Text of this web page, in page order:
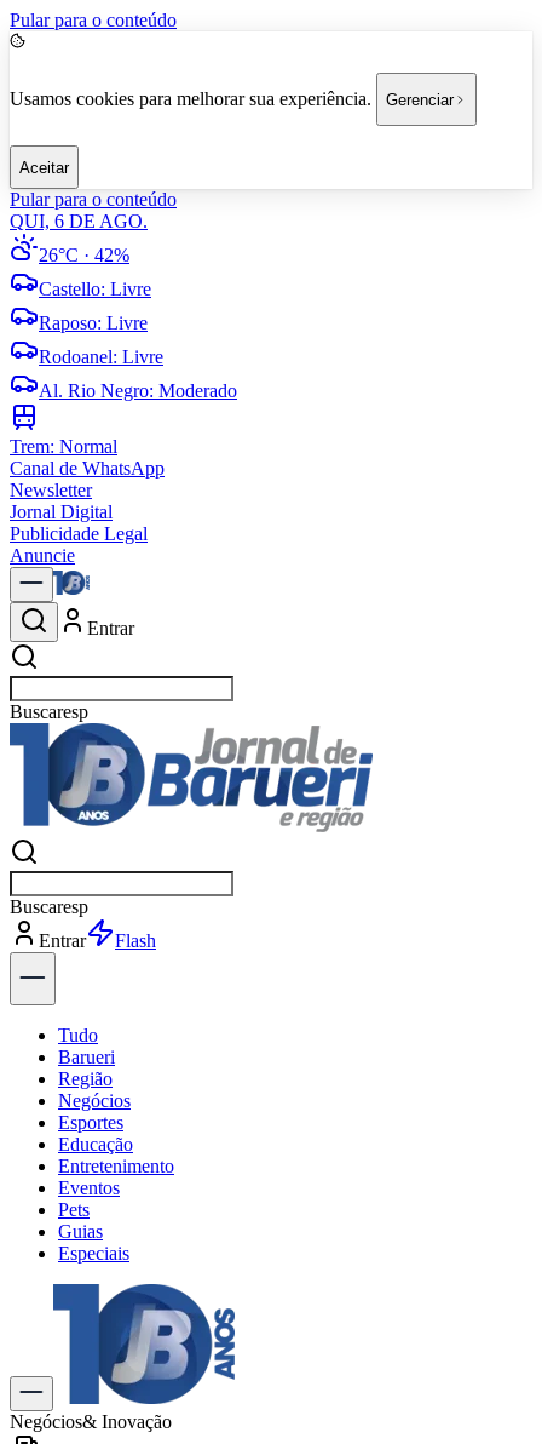
Pular para o conteúdo
Usamos cookies para melhorar sua experiência. Gerenciar
Aceitar
Pular para o conteúdo
QUI, 6 DE AGO.
26°C · 42%
Castello: Livre
Raposo: Livre
Rodoanel: Livre
Al. Rio Negro: Moderado
Trem: Normal
Canal de WhatsApp
Newsletter
Jornal Digital
Publicidade Legal
Anuncie
Entrar
Buscarpol
Buscarpol
Entrar
Explorar
Tudo
Barueri
Região
Negócios
Esportes
Educação
Entretenimento
Eventos
Pets
Guias
Especiais
Explore Tudo
Últimas Notícias
Previsão do Tempo
Trânsito e Rotas
Dia a Dia & Lazer
Negócios& Inovação